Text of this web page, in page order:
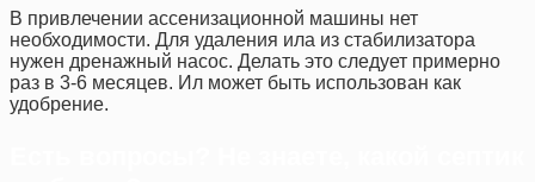
В привлечении ассенизационной машины нет
необходимости. Для удаления ила из стабилизатора
нужен дренажный насос. Делать это следует примерно
раз в 3-6 месяцев. Ил может быть использован как
удобрение.